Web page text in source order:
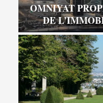
OMNIYAT
DE